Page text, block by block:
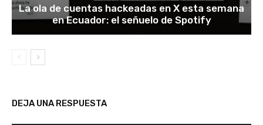
La ola de cuentas hackeadas en X esta semana
en Ecuador: el señuelo de Spotify
DEJA UNA RESPUESTA